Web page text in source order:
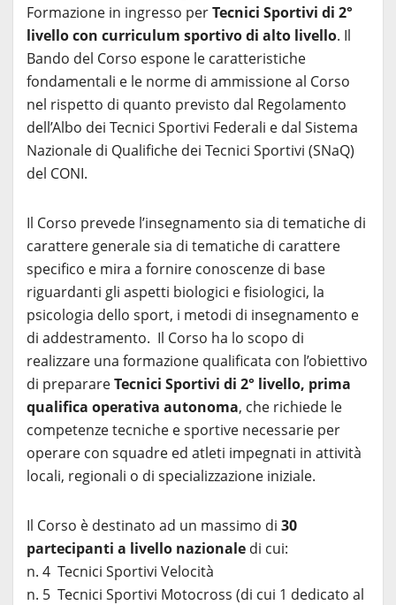
Formazione in ingresso perTecnici Sportivi di 2°
livello con curriculum sportivo di alto livello. Il
Bando del Corso espone le caratteristiche
fondamentali e le norme di ammissione al Corso
nel rispetto di quanto previsto dal Regolamento
dell’Albo dei Tecnici Sportivi Federali e dal Sistema
Nazionale di Qualifiche dei Tecnici Sportivi (SNaQ)
del CONI.
Il Corso prevede l’insegnamento sia di tematiche di
carattere generale sia di tematiche di carattere
specifico e mira a fornire conoscenze di base
riguardanti gli aspetti biologici e fisiologici, la
psicologia dello sport, i metodi di insegnamento e
di addestramento. Il Corso ha lo scopo di
realizzare una formazione qualificata con l’obiettivo
di preparareTecnici Sportivi di 2° livello, prima
qualifica operativa autonoma, che richiede le
competenze tecniche e sportive necessarie per
operare con squadre ed atleti impegnati in attività
locali, regionali o di specializzazione iniziale.
Il Corso è destinato ad un massimo di 30
partecipanti a livello nazionale di cui:
n. 4 Tecnici Sportivi Velocità
n. 5 Tecnici Sportivi Motocross (di cui 1 dedicato al